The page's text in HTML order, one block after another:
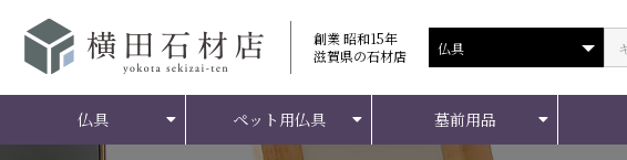
創業 昭和15年
滋賀県の石材店
仏具 ペット用仏具 墓前用品